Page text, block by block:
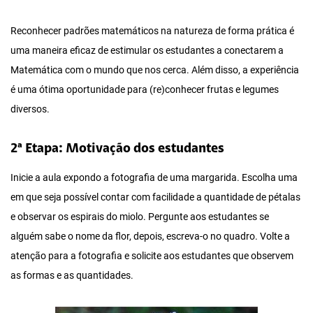
Reconhecer padrões matemáticos na natureza de forma prática é
uma maneira eficaz de estimular os estudantes a conectarem a
Matemática com o mundo que nos cerca. Além disso, a experiência
é uma ótima oportunidade para (re)conhecer frutas e legumes
diversos.
2ª Etapa: Motivação dos estudantes
Inicie a aula expondo a fotografia de uma margarida. Escolha uma
em que seja possível contar com facilidade a quantidade de pétalas
e observar os espirais do miolo. Pergunte aos estudantes se
alguém sabe o nome da flor, depois, escreva-o no quadro. Volte a
atenção para a fotografia e solicite aos estudantes que observem
as formas e as quantidades.